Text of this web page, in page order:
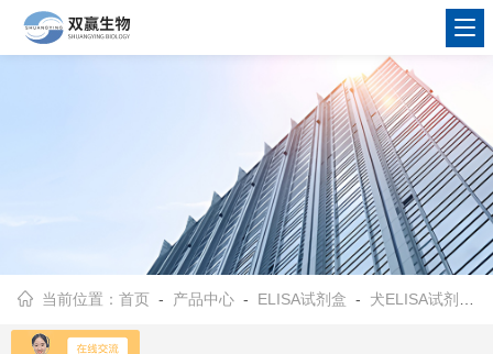
当前位置：首页 - 产品中心 - ELISA试剂盒 - 犬ELISA试剂盒